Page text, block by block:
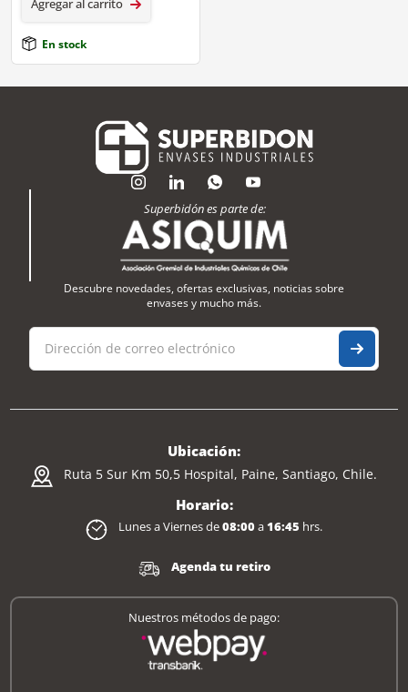
Agregar al carrito
En stock
Superbidón es parte de:
Descubre novedades, ofertas exclusivas, noticias sobre
envases y mucho más.
Ubicación:
Ruta 5 Sur Km 50,5 Hospital, Paine, Santiago, Chile.
Horario:
Lunes a Viernes de08:00a16:45 hrs.
Agenda tu retiro
Nuestros métodos de pago: